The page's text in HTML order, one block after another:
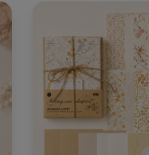
זוהרים על רקע
מהנה ומלאת